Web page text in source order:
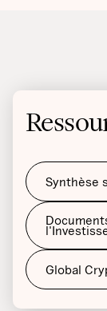
Synthèse
Global